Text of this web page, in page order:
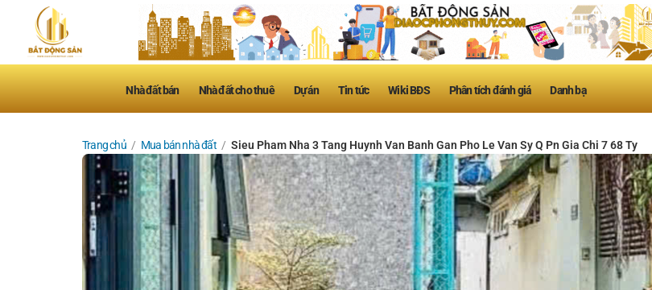
Nhà đất bán Nhà đất cho thuê Dự án Tin tức Wiki BĐS Phân tích đánh giá Danh bạ
Trang chủ / Mua bán nhà đất / Sieu Pham Nha 3 Tang Huynh Van Banh Gan Pho Le Van Sy Q Pn Gia Chi 7 68 Ty